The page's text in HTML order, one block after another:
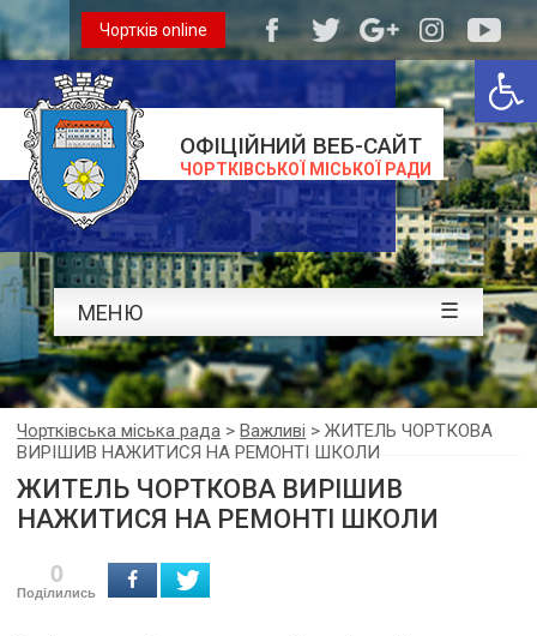
ОФІЦІЙНИЙ ВЕБ-САЙТ
ЧОРТКІВСЬКОЇ МІСЬКОЇ РАДИ
Чортків online
МЕНЮ ☰
Чортківська міська рада >Важливі >ЖИТЕЛЬ ЧОРТКОВА
ВИРІШИВ НАЖИТИСЯ НА РЕМОНТІ ШКОЛИ
ЖИТЕЛЬ ЧОРТКОВА ВИРІШИВ
НАЖИТИСЯ НА РЕМОНТІ ШКОЛИ
0
Поділились